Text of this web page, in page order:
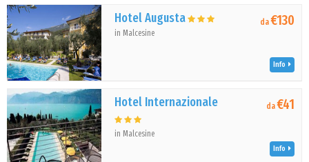
Hotel Augusta
in Malcesine
da€130
Info
Hotel Internazionale
in Malcesine
da€41
Info